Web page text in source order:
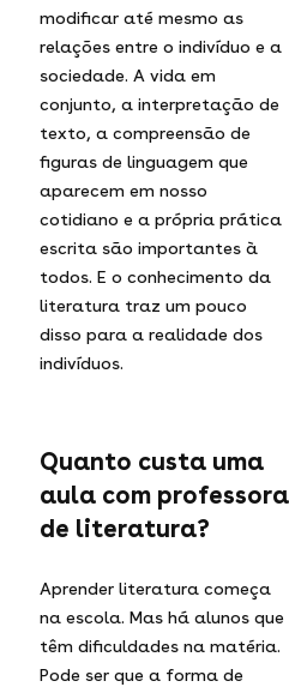
modificar até mesmo as
relações entre o indivíduo e a
sociedade. A vida em
conjunto, a interpretação de
texto, a compreensão de
figuras de linguagem que
aparecem em nosso
cotidiano e a própria prática
escrita são importantes à
todos. E o conhecimento da
literatura traz um pouco
disso para a realidade dos
indivíduos.
Quanto custa uma
aula com professora
de literatura?
Aprender literatura começa
na escola. Mas há alunos que
têm dificuldades na matéria.
Pode ser que a forma de